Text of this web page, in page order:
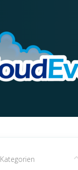
Kategorien